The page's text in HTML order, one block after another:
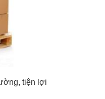
tiện lợi